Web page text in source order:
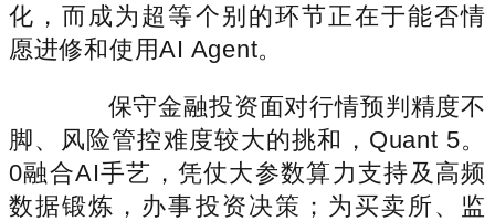
化，而成为超等个别的环节正在于能否情
愿进修和使用AI Agent。
保守金融投资面对行情预判精度不
脚、风险管控难度较大的挑和，Quant 5。
0融合AI手艺，凭仗大参数算力支持及高频
数据锻炼，办事投资决策；为买卖所、监